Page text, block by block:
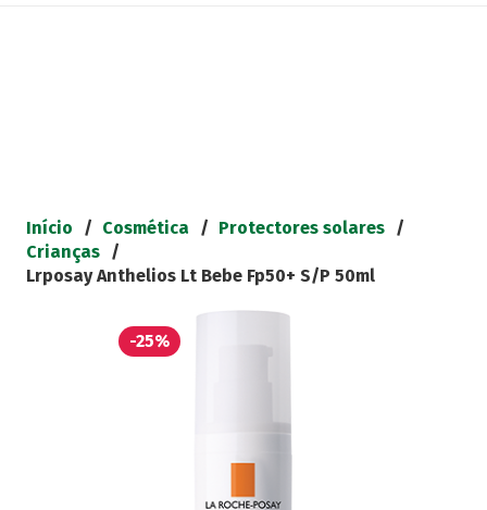
Início / Cosmética / Protectores solares /
Crianças /
Lrposay Anthelios Lt Bebe Fp50+ S/P 50ml
-25%